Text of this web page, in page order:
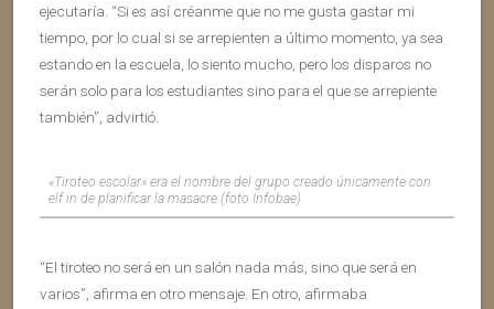
ejecutaría. “Si es así créanme que no me gusta gastar mi
tiempo, por lo cual si se arrepienten a último momento, ya sea
estando en la escuela, lo siento mucho, pero los disparos no
serán solo para los estudiantes sino para el que se arrepiente
también”, advirtió.
«Tiroteo escolar» era el nombre del grupo creado únicamente con
elf in de planificar la masacre (foto Infobae)
“El tiroteo no será en un salón nada más, sino que será en
varios”, afirma en otro mensaje. En otro, afirmaba